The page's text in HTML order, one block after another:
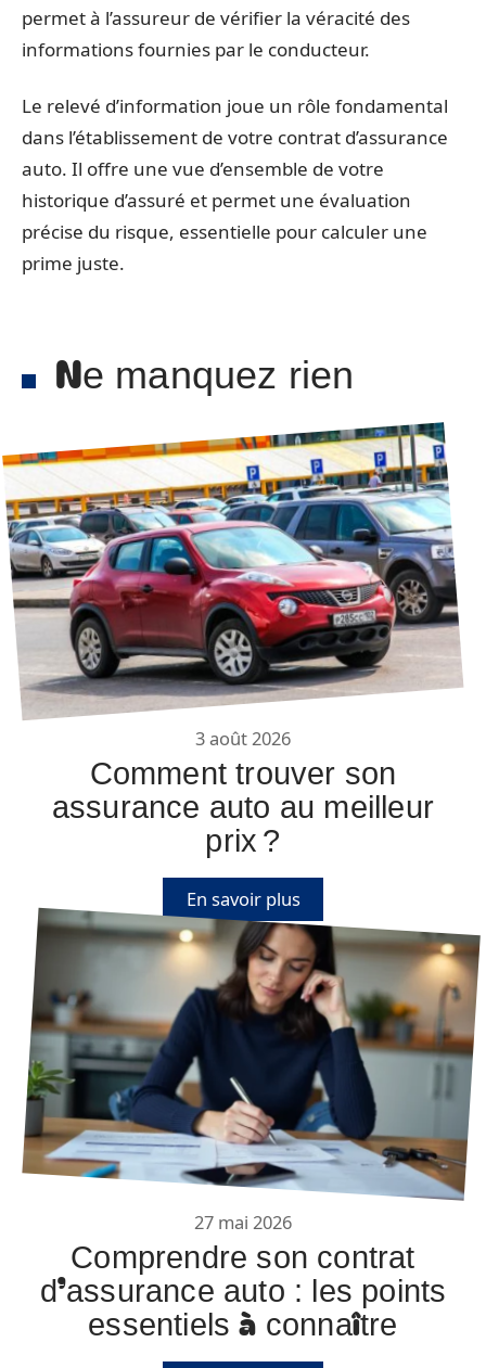
permet à l’assureur de vérifier la véracité des
informations fournies par le conducteur.
Le relevé d’information joue un rôle fondamental
dans l’établissement de votre contrat d’assurance
auto. Il offre une vue d’ensemble de votre
historique d’assuré et permet une évaluation
précise du risque, essentielle pour calculer une
prime juste.
Ne manquez rien
3 août 2026
Comment trouver son
assurance auto au meilleur
prix ?
En savoir plus
27 mai 2026
Comprendre son contrat
d’assurance auto : les points
essentiels à connaître